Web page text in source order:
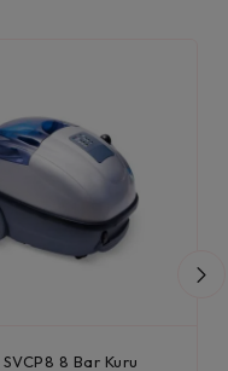
8 Bar Kuru